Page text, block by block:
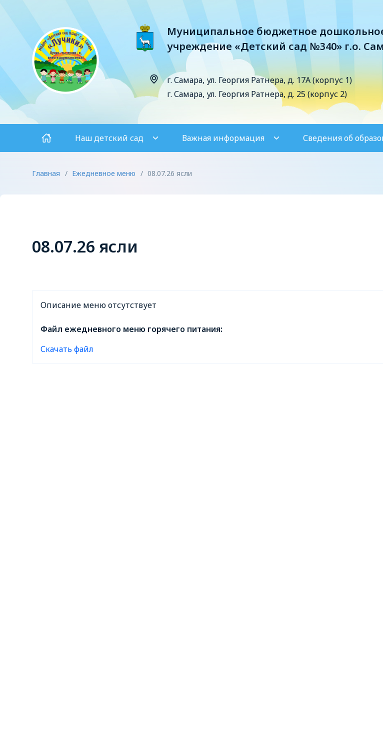
Муниципальное бюджетное
учреждение «Детский сад №340» г.о.
г. Самара, ул. Георгия Ратнера, д. 17А (корпус 1)
г. Самара, ул. Георгия Ратнера, д. 25 (корпус 2)
Наш детский сад Важная информация Сведения об
Главная / Ежедневное меню / 08.07.26 ясли
08.07.26 ясли
Описание меню отсутствует
Файл ежедневного меню горячего питания:
Скачать файл